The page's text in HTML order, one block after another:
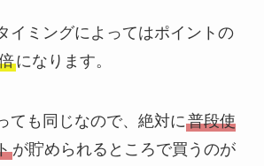
イミングによってはポイントの
になります。
ても同じなので、絶対に普段使
が貯められるところで買うのが